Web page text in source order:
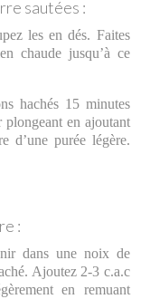
sautées :
les en dés. Faites
chaude jusqu’à ce
hachés 15 minutes
en ajoutant
d’une purée légère.
:
dans une noix de
Ajoutez 2-3 c.a.c
en remuant